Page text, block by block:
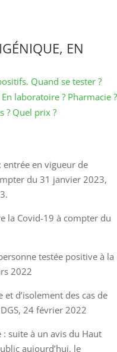
EN
Quand se tester ?
laboratoire ? Pharmacie ?
? Quel prix ?
entrée en vigueur de
du 31 janvier 2023,
la Covid-19 à compter du
testée positive à la
2022
d’isolement des cas de
24 février 2022
suite à un avis du Haut
aujourd’hui, le